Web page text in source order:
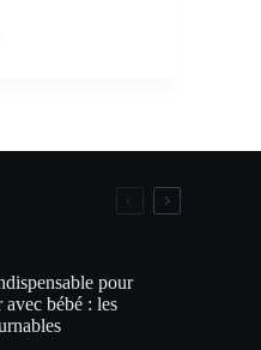
pour
avec bébé : les